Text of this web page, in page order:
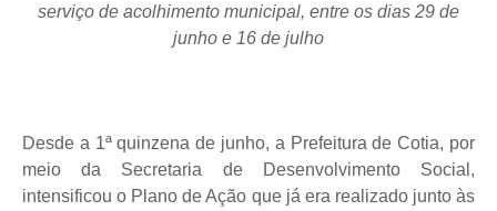
serviço de acolhimento municipal, entre os dias 29 de
junho e 16 de julho
Desde a 1ª quinzena de junho, a Prefeitura de Cotia, por
meio da Secretaria de Desenvolvimento Social,
intensificou o Plano de Ação que já era realizado junto às